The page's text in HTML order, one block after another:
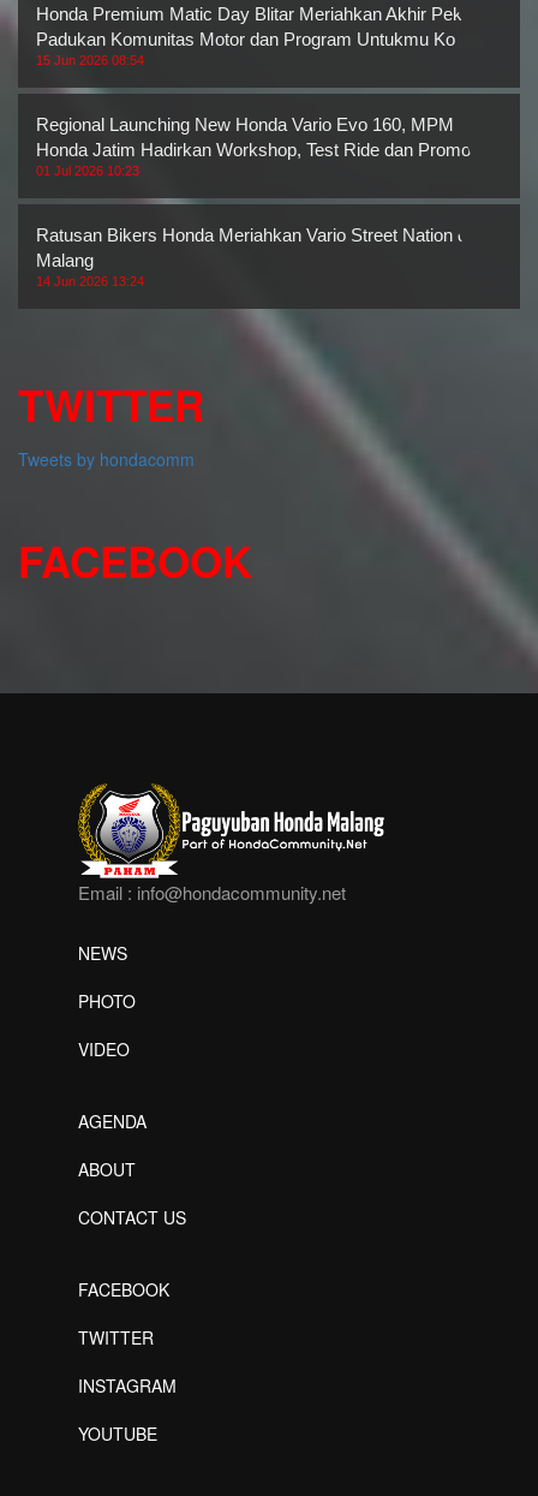
Honda Premium Matic Day Blitar Meriahkan Akhir Pekan,
Padukan Komunitas Motor dan Program Untukmu Ko
15 Jun 2026 08:54
Regional Launching New Honda Vario Evo 160, MPM
Honda Jatim Hadirkan Workshop, Test Ride dan Promo M
01 Jul 2026 10:23
Ratusan Bikers Honda Meriahkan Vario Street Nation di
Malang
14 Jun 2026 13:24
TWITTER
Tweets by hondacomm
FACEBOOK
Email : info@hondacommunity.net
NEWS
PHOTO
VIDEO
AGENDA
ABOUT
CONTACT US
FACEBOOK
TWITTER
INSTAGRAM
YOUTUBE